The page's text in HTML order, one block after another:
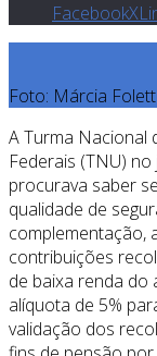
FacebookX
Foto: Márcia
A Turma Nacional
Federais (TNU)
procurava saber
qualidade de
complementação,
contribuições
de baixa renda do
alíquota de 5%
validação dos